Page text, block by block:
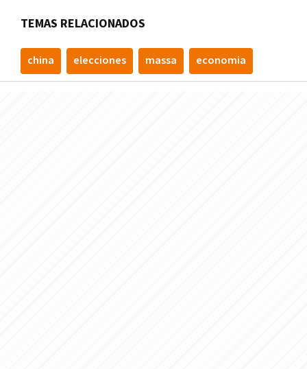
TEMAS RELACIONADOS
china elecciones massa economia